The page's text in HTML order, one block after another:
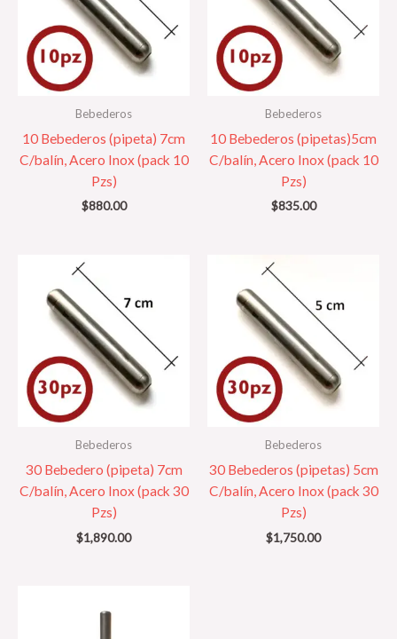
Bebederos
10 Bebederos (pipeta) 7cm
C/balín, Acero Inox (pack 10
Pzs)
$880.00
Bebederos
10 Bebederos (pipetas)5cm
C/balín, Acero Inox (pack 10
Pzs)
$835.00
Bebederos
30 Bebedero (pipeta) 7cm
C/balín, Acero Inox (pack 30
Pzs)
$1,890.00
Bebederos
30 Bebederos (pipetas) 5cm
C/balín, Acero Inox (pack 30
Pzs)
$1,750.00